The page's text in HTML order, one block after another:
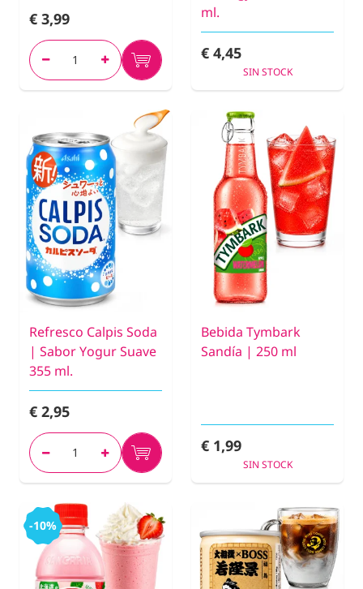
€ 3,99
ml.
€ 4,45
SIN STOCK
Refresco Calpis Soda
| Sabor Yogur Suave
355 ml.
€ 2,95
Bebida Tymbark
Sandía | 250 ml
€ 1,99
SIN STOCK
-10%